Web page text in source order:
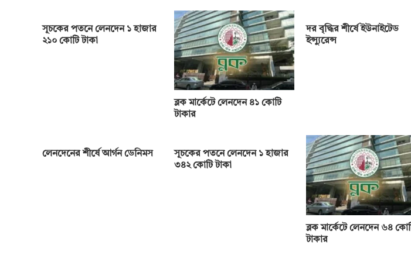
সূচকের পতনে লেনদেন ১ হাজার
২১০ কোটি টাকা
ব্লক মার্কেটে লেনদেন ৪১ কোটি
টাকার
দর বৃদ্ধির শীর্ষে ইউনাইটেড
ইন্স্যুরেন্স
লেনদেনের শীর্ষে আর্গন ডেনিমস
সূচকের পতনে লেনদেন ১ হাজার
৩৪২ কোটি টাকা
ব্লক মার্কেটে লেনদেন ৬৪
টাকার